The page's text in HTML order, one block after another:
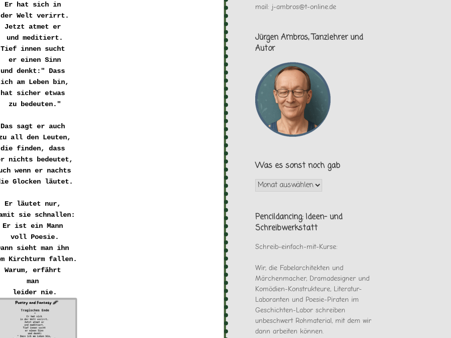
Er hat sich in
der Welt verirrt.
Jetzt atmet er
und meditiert.
Tief innen sucht
er einen Sinn
und denkt:" Dass
ich am Leben bin,
hat sicher etwas
zu bedeuten."
Das sagt er auch
all den Leuten,
die finden, dass
nichts bedeutet,
wenn er nachts
Glocken läutet.
Er läutet nur,
sie schnallen:
Er ist ein Mann
voll Poesie.
sieht man ihn
Kirchturm fallen.
Warum, erfährt
man
mail: j-ambros@t-online.de
Jürgen Ambros, Tanzlehrer und
Autor
Was es sonst noch gab
Was
es
noch
gab
Pencildancing: Ideen- und
Schreibwerkstatt
Schreib-einfach-mit-Kurse:
Wir, die Fabelarchitekten und
Märchenmacher, Dramadesigner und
Komödien-Konstrukteure, Literatur-
Laboranten und Poesie-Piraten im
Geschichten-Labor schreiben
unbeschwert Rohmaterial, mit dem wir
dann arbeiten können.